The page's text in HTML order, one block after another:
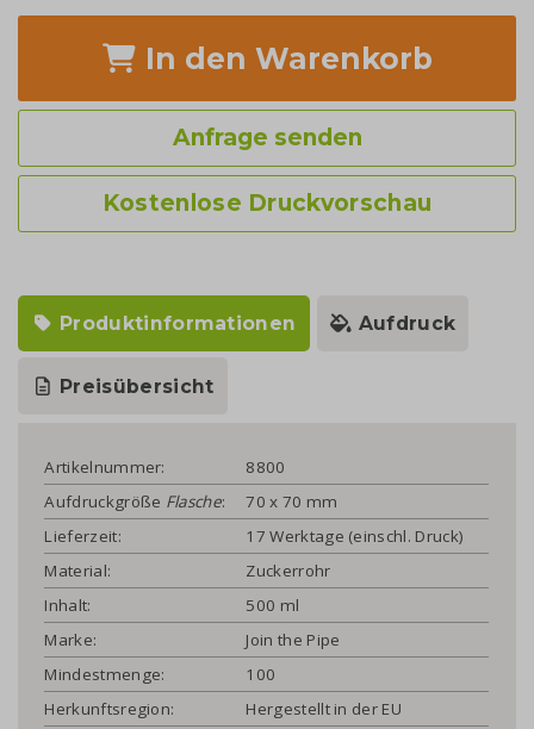
In den Warenkorb
Anfrage senden
Kostenlose Druckvorschau
Produktinformationen Aufdruck
Preisübersicht
Artikelnummer:
8800
Aufdruckgröße Flasche:
70 x 70 mm
Lieferzeit:
17 Werktage (einschl. Druck)
Material:
Zuckerrohr
Inhalt:
500 ml
Marke:
Join the Pipe
Mindestmenge:
100
Herkunftsregion:
Hergestellt in der EU